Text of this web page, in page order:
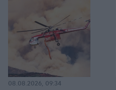
08.08.2026, 09:34